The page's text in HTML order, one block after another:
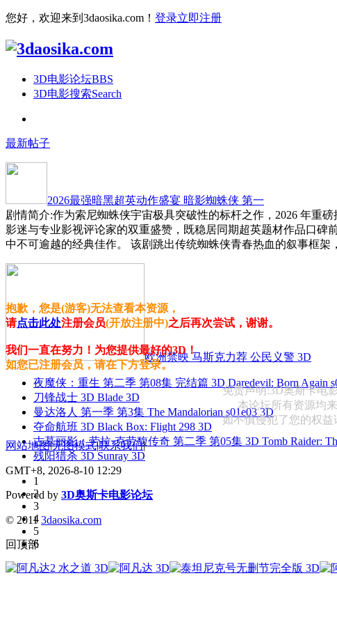
您好，欢迎来到3daosika.com！ 登录立即注册
3D电影论坛BBS
3D电影搜索Search
最新帖子
2026最强暗黑超英动作盛宴 暗影蜘蛛侠 第一
剧情简介:作为索尼蜘蛛侠宇宙极具突破性的标杆之作，2026 年重
影迷与专业影视评论家的双重盛赞，既稳居同期超英题材作品口
中不可逾越的经典佳作。 该剧跳出传统蜘蛛侠青春热血的叙事框架
欧洲禁映 马斯克力荐 公民义警 3D
夜魔侠：重生 第二季 第08集 完结篇 3D Daredevil: Born Again
刀锋战士 3D Blade 3D
曼达洛人 第一季 第3集 The Mandalorian s01e03 3D
夺命航班 3D Black Box: Flight 298 3D
古墓丽影：劳拉·克劳馥传奇 第二季 第05集 3D Tomb Raider:
残阳猎杀 3D Sunray 3D
1
2
3
4
5
6
抱歉，您是(游客)无法查看本资源，
请点击此处注册会员(开放注册中)之后再次尝试，谢谢。
我们一直在努力！为您提供最好的3D！
如您已注册会员，请在下方登录。
免责声明:3D奥斯卡电
本论坛所有资源均
如不慎侵犯了您的权益
网站地图|无图模式|联系我们|
GMT+8, 2026-8-10 12:29
Powered by 3D奥斯卡电影论坛
© 20113daosika.com
回顶部